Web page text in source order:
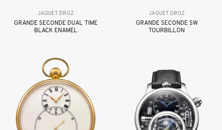
JAQUET DROZ
GRANDE SECONDE DUAL TIME
BLACK ENAMEL
JAQUET DROZ
GRANDE SECONDE SW
TOURBILLON